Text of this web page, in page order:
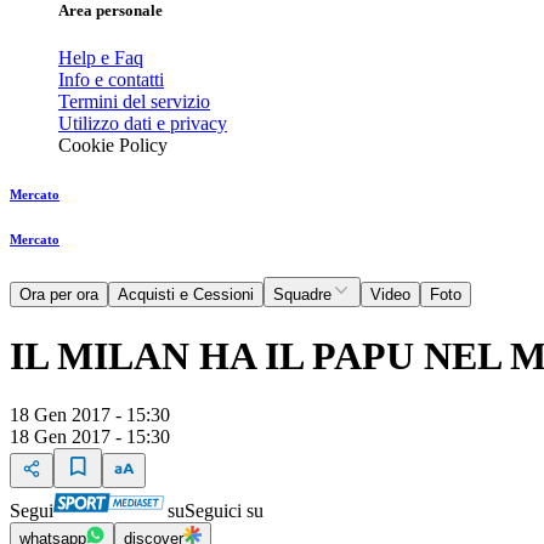
Area personale
Help e Faq
Info e contatti
Termini del servizio
Utilizzo dati e privacy
Cookie Policy
Mercato
Mercato
Ora per ora Acquisti e Cessioni Squadre Video Foto
IL MILAN HA IL PAPU NEL
18 Gen 2017 - 15:30
18 Gen 2017 - 15:30
Segui suSeguici su
whatsapp discover